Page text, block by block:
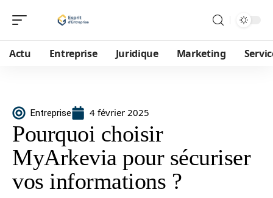
Actu Entreprise Juridique Marketing
Entreprise 4 février 2025
Pourquoi choisir
MyArkevia pour sécuriser
vos informations ?